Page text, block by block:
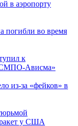
в аэропорту
погибли во время
к
Ависма»
из-за «фейков» в
ракет у США